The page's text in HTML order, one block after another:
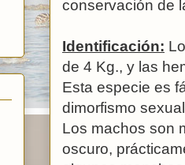
conservación de
Identificación:
de 4 Kg., y las
Esta especie es
dimorfismo
Los machos son
oscuro,